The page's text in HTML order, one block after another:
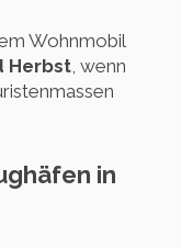
Wohnmobil
Herbst, wenn
in